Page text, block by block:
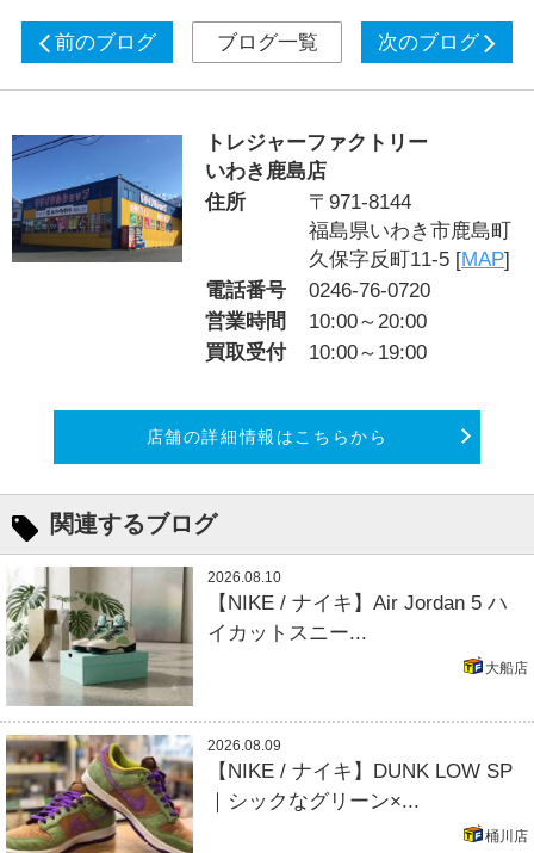
前のブログ ブログ一覧 次のブログ
トレジャーファクトリー
いわき鹿島店
住所
〒971-8144
福島県いわき市鹿島町
久保字反町11-5 [MAP]
電話番号
0246-76-0720
営業時間
10:00～20:00
買取受付
10:00～19:00
店舗の詳細情報はこちらから
関連するブログ
2026.08.10
【NIKE / ナイキ】Air Jordan 5 ハ
イカットスニー...
大船店
2026.08.09
【NIKE / ナイキ】DUNK LOW SP
｜シックなグリーン×...
桶川店